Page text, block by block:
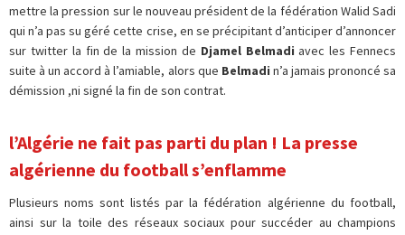
mettre la pression sur le nouveau président de la fédération Walid Sadi
qui n’a pas su géré cette crise, en se précipitant d’anticiper d’annoncer
sur twitter la fin de la mission de Djamel Belmadiavec les Fennecs
suite à un accord à l’amiable, alors que Belmadi n’a jamais prononcé sa
démission ,ni signé la fin de son contrat.
l’Algérie ne fait pas parti du plan ! La presse
algérienne du football s’enflamme
Plusieurs noms sont listés par la fédération algérienne du football,
ainsi sur la toile des réseaux sociaux pour succéder au champions